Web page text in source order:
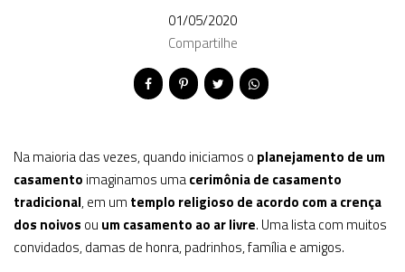
01/05/2020
Compartilhe
Na maioria das vezes, quando iniciamos o planejamento de um
casamento imaginamos umacerimônia de casamento
tradicional, em um templo religioso de acordo com a crença
dos noivos ou um casamento ao ar livre. Uma lista com muitos
convidados, damas de honra, padrinhos, família e amigos.